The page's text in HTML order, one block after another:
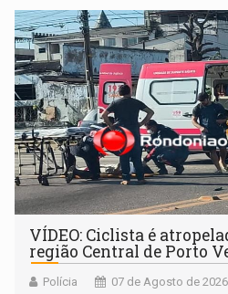
apreendido quando já estava
— em pleno ano eleitoral em
VÍDEO: Ciclista é
região Central de Porto
Polícia 07 de Agosto de